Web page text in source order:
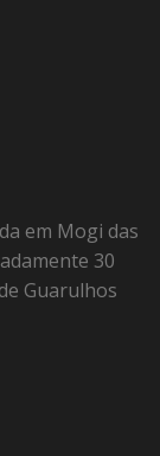
em Mogi das
30
Guarulhos